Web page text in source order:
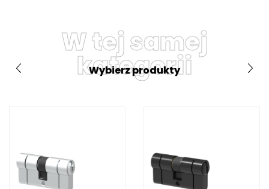
W tej samej
kategorii
Wybierz produkty